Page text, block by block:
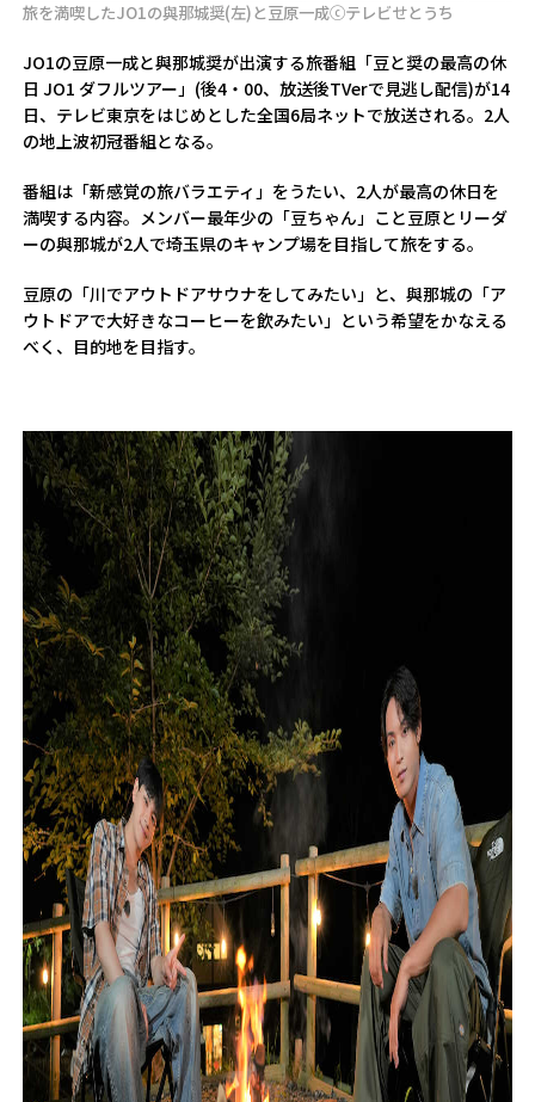
旅を満喫したJO1の與那城奨(左)と豆原一成ⓒテレビせとうち
JO1の豆原一成と與那城奨が出演する旅番組「豆と奨の最高の休
日 JO1 ダフルツアー」(後4・00、放送後TVerで見逃し配信)が14
日、テレビ東京をはじめとした全国6局ネットで放送される。2人
の地上波初冠番組となる。
番組は「新感覚の旅バラエティ」をうたい、2人が最高の休日を
満喫する内容。メンバー最年少の「豆ちゃん」こと豆原とリーダ
ーの與那城が2人で埼玉県のキャンプ場を目指して旅をする。
豆原の「川でアウトドアサウナをしてみたい」と、與那城の「ア
ウトドアで大好きなコーヒーを飲みたい」という希望をかなえる
べく、目的地を目指す。